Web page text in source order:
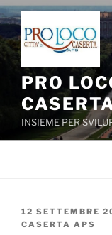
Salta
al
contenuto
PRO
INSIEME PER
PUBBLICATO
IL
12 SETTEMBRE
CASERTA APS